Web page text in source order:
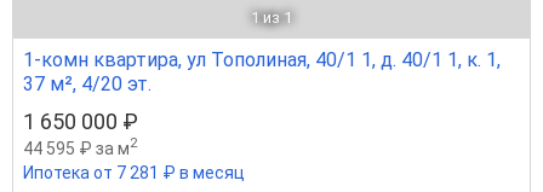
1 из 1
1-комн квартира, ул Тополиная, 40/1 1, д. 40/1 1, к. 1,
37 м², 4/20 эт.
1 650 000 ₽
44 595 ₽ за м2
Ипотека от 7 281 ₽ в месяц